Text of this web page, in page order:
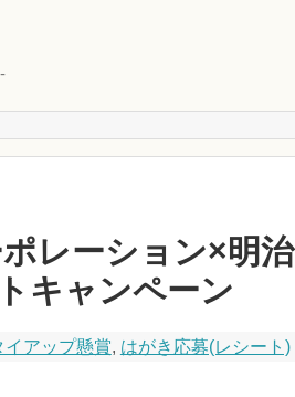
レーション×明治
キャンペーン
イアップ懸賞, はがき応募(レシート)